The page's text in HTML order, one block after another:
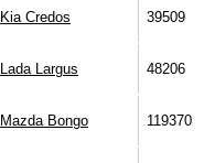
Kia Credos 39509
Lada Largus 48206
Mazda Bongo 119370